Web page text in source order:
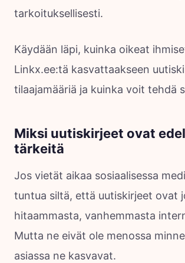
tarkoituksellisesti.
Käydään läpi, kuinka oikeat
Linkx.ee:tä kasvattaakseen
tilaajamääriä ja kuinka voit tehdä
Miksi uutiskirjeet ovat
tärkeitä
Jos vietät aikaa sosiaalisessa
tuntua siltä, että uutiskirjeet ovat
hitaammasta, vanhemmasta
Mutta ne eivät ole menossa
asiassa ne kasvavat.